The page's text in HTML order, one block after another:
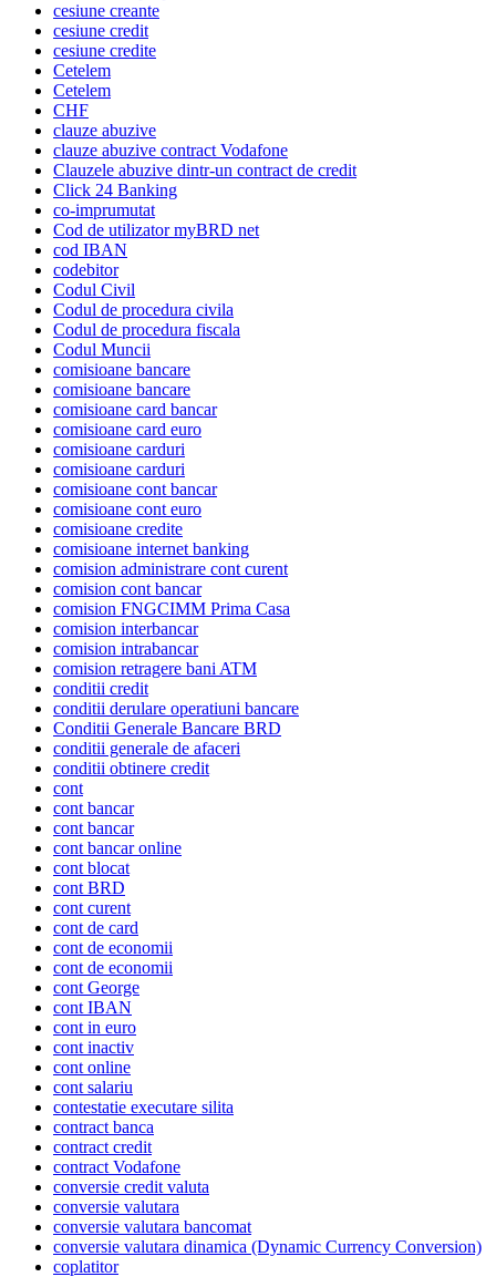
cesiune creante
cesiune credit
cesiune credite
Cetelem
Cetelem
CHF
clauze abuzive
clauze abuzive contract Vodafone
Clauzele abuzive dintr-un contract de credit
Click 24 Banking
co-imprumutat
Cod de utilizator myBRD net
cod IBAN
codebitor
Codul Civil
Codul de procedura civila
Codul de procedura fiscala
Codul Muncii
comisioane bancare
comisioane bancare
comisioane card bancar
comisioane card euro
comisioane carduri
comisioane carduri
comisioane cont bancar
comisioane cont euro
comisioane credite
comisioane internet banking
comision administrare cont curent
comision cont bancar
comision FNGCIMM Prima Casa
comision interbancar
comision intrabancar
comision retragere bani ATM
conditii credit
conditii derulare operatiuni bancare
Conditii Generale Bancare BRD
conditii generale de afaceri
conditii obtinere credit
cont
cont bancar
cont bancar
cont bancar online
cont blocat
cont BRD
cont curent
cont de card
cont de economii
cont de economii
cont George
cont IBAN
cont in euro
cont inactiv
cont online
cont salariu
contestatie executare silita
contract banca
contract credit
contract Vodafone
conversie credit valuta
conversie valutara
conversie valutara bancomat
conversie valutara dinamica (Dynamic Currency Conversion)
coplatitor